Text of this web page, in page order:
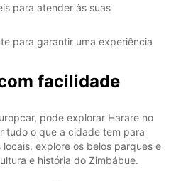
para atender às suas
para garantir uma experiência
facilidade
pode explorar Harare no
tudo o que a cidade tem para
explore os belos parques e
e história do Zimbábue.